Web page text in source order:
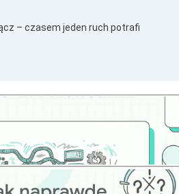
– czasem jeden ruch potrafi